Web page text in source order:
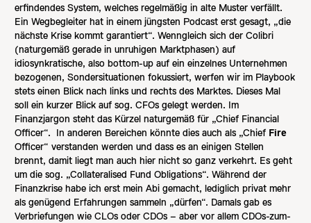
erfindendes System, welches regelmäßig in alte Muster verfällt.
Ein Wegbegleiter hat in einem jüngsten Podcast erst gesagt, „die
nächste Krise kommt garantiert“. Wenngleich sich der Colibri
(naturgemäß gerade in unruhigen Marktphasen) auf
idiosynkratische, also bottom-up auf ein einzelnes Unternehmen
bezogenen, Sondersituationen fokussiert, werfen wir im Playbook
stets einen Blick nach links und rechts des Marktes. Dieses Mal
soll ein kurzer Blick auf sog. CFOs gelegt werden. Im
Finanzjargon steht das Kürzel naturgemäß für „Chief Financial
Officer“. In anderen Bereichen könnte dies auch als „Chief Fire
Officer“ verstanden werden und dass es an einigen Stellen
brennt, damit liegt man auch hier nicht so ganz verkehrt. Es geht
um die sog. „Collateralised Fund Obligations“. Während der
Finanzkrise habe ich erst mein Abi gemacht, lediglich privat mehr
als genügend Erfahrungen sammeln „dürfen“. Damals gab es
Verbriefungen wie CLOs oder CDOs – aber vor allem CDOs-zum-